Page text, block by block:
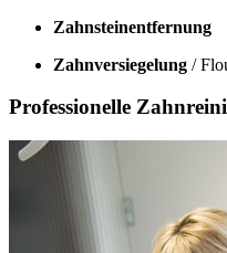
Zahnsteinentfernung
Zahnversiegelung /
Professionelle